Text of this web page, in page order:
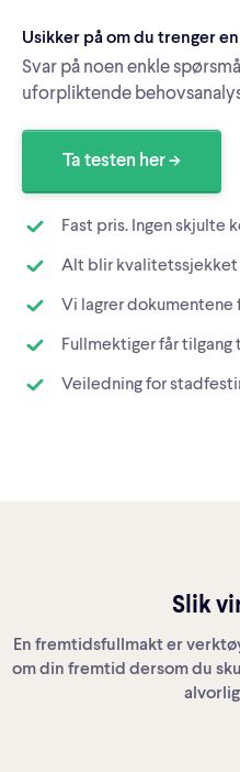
Usikker på om du trenger
Svar på noen enkle
uforpliktende
Ta testen her ->
Fast pris. Ingen skjulte
Alt blir kvalitetssjekket
Vi lagrer dokumentene
Fullmektiger får
Veiledning for
Slik
En fremtidsfullmakt er
om din fremtid dersom du